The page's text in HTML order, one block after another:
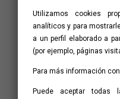
Utilizamos cookies
analíticos y para
a un perfil elaborado a
(por ejemplo, páginas
Para más información
Puede aceptar todas